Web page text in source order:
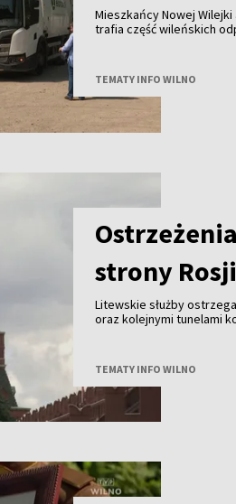
Mieszkańcy Nowej
trafia część wileńskich
TEMATY INFO WILNO
strony Rosji
Litewskie służby
oraz kolejnymi tunelami
TEMATY INFO WILNO